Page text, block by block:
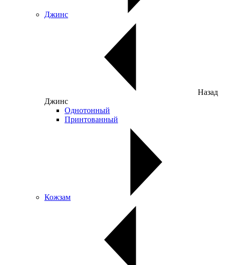
Джинс
Назад
Джинс
Однотонный
Принтованный
Кожзам